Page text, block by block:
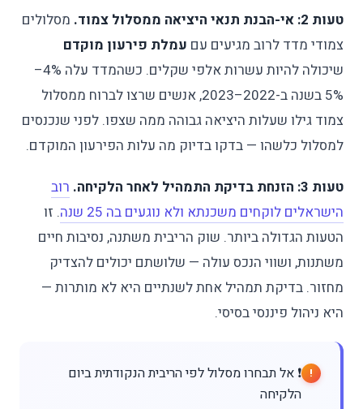
טעות 2: אי-הבנת תנאי היציאה ממסלול צמוד.
מסלולים
צמודי מדד לרוב מגיעים עם עמלת פירעון מוקדם
שיכולה להיות עשרות אלפי שקלים. כשהמדד עלה 4%–
5% בשנה ב-2022–2023, אנשים שרצו לברוח ממסלול
צמוד גילו שעלות היציאה גבוהה ממה שצפו. לפני שנכנסים
למסלול כלשהו — בדקו בדיוק מה עלות הפירעון המוקדם.
טעות 3: הזנחת בדיקת התמהיל לאחר הלקיחה.
רוב
הישראלים לוקחים משכנתא ולא נוגעים בה 25 שנה
. זו
הטעות הגדולה ביותר. שוק הריבית משתנה, נסיבות חיים
משתנות, ושווי הנכס עולה — שלושתם יכולים להצדיק
מחזור. בדיקת תמהיל אחת לשנתיים היא לא מותרות —
היא ניהול פיננסי בסיסי.
❗ אל תבחרו מסלול לפי הריבית הנקודתית ביום
הלקיחה